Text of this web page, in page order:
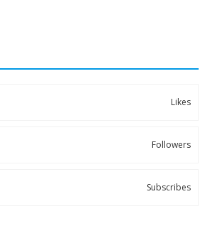
Likes
Followers
Subscribes